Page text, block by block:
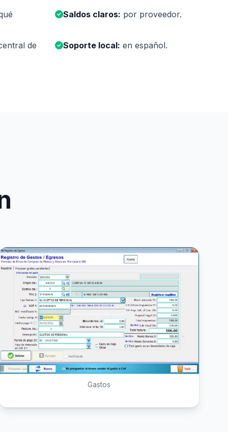
Saldos claros: por proveedor.
de Soporte local: en español.
Gastos